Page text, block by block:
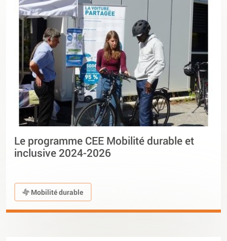
Le programme CEE Mobilité durable et
inclusive 2024-2026
Mobilité durable